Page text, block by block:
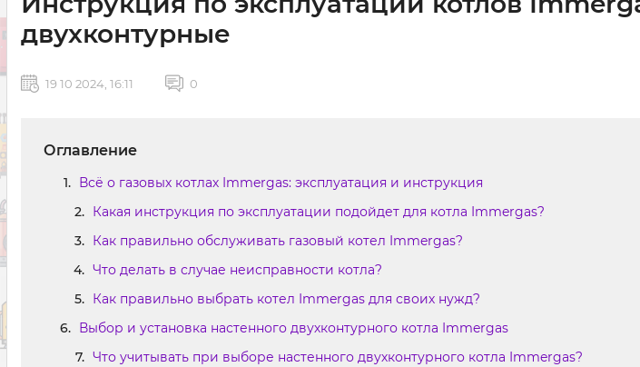
двухконтурные
19 10 2024, 16:11 0
Оглавление
Всё о газовых котлах Immergas: эксплуатация и инструкция
Какая инструкция по эксплуатации подойдет для котла Immergas?
Как правильно обслуживать газовый котел Immergas?
Что делать в случае неисправности котла?
Как правильно выбрать котел Immergas для своих нужд?
Выбор и установка настенного двухконтурного котла Immergas
Что учитывать при выборе настенного двухконтурного котла Immergas?